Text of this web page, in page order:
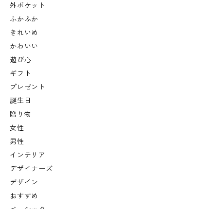
外ポケット
ふかふか
きれいめ
かわいい
遊び心
ギフト
プレゼント
誕生日
贈り物
女性
男性
インテリア
デザイナーズ
デザイン
おすすめ